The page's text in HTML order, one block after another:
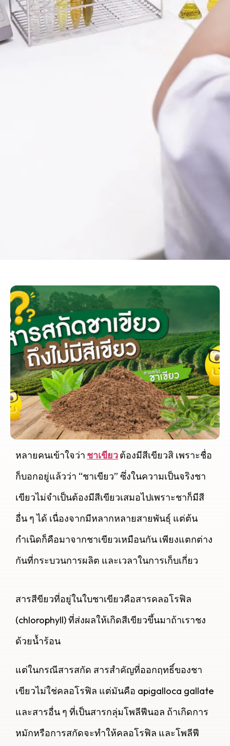
หลายคนเข้าใจว่า ชาเขียวต้องมีสีเขียวสิ เพราะชื่อ
ก็บอกอยู่แล้วว่า “ชาเขียว” ซึ่งในความเป็นจริงชา
เขียวไม่จำเป็นต้องมีสีเขียวเสมอไปเพราะชาก็มีสี
อื่น ๆ ได้ เนื่องจากมีหลากหลายสายพันธุ์ แต่ต้น
กำเนิดก็คือมาจากชาเขียวเหมือนกัน เพียงแตกต่าง
กันที่กระบวนการผลิต และเวลาในการเก็บเกี่ยว
สารสีขียวที่อยู่ในใบชาเขียวคือสารคลอโรฟิล
(chlorophyll) ที่ส่งผลให้เกิดสีเขียวขึ้นมาถ้าเราชง
ด้วยน้ำร้อน
แต่ในกรณีสารสกัด สารสำคัญที่ออกฤทธิ์ของชา
เขียวไม่ใช่คลอโรฟิล แต่มันคือ apigalloca gallate
และสารอื่น ๆ ที่เป็นสารกลุ่มโพลีฟีนอล ถ้าเกิดการ
หมักหรือการสกัดจะทำให้คลอโรฟิล และโพลีฟี